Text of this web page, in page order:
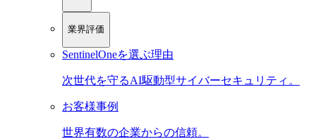
業界評価
SentinelOneを選ぶ理由
次世代を守るAI駆動型サイバーセキュリティ。
お客様事例
世界有数の企業からの信頼。